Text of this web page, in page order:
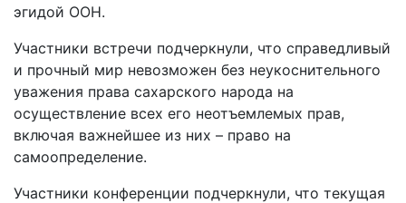
эгидой ООН.
Участники встречи подчеркнули, что справедливый
и прочный мир невозможен без неукоснительного
уважения права сахарского народа на
осуществление всех его неотъемлемых прав,
включая важнейшее из них – право на
самоопределение.
Участники конференции подчеркнули, что текущая